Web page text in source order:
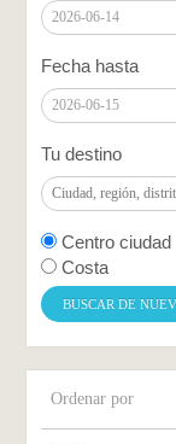
Fecha hasta
Tu destino
Centro ciudad
Costa
Ordenar por